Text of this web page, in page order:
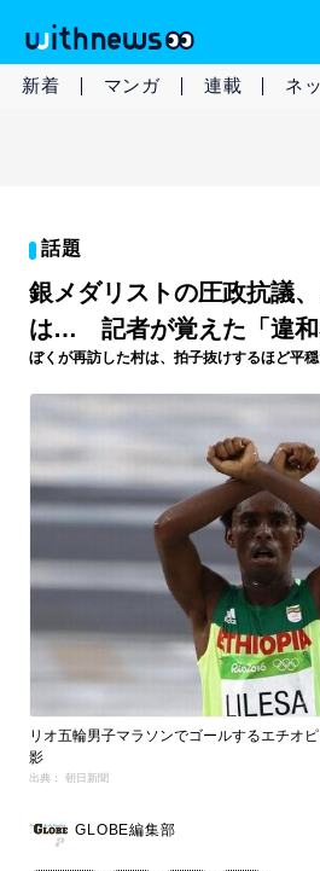
新着 マンガ 連載 ネ
話題
銀メダリストの圧政抗議
は… 記者が覚えた「違和
ぼくが再訪した村は、拍子抜けするほど平穏
リオ五輪男子マラソンでゴールするエチオ
影
出典： 朝日新聞
GLOBE編集部